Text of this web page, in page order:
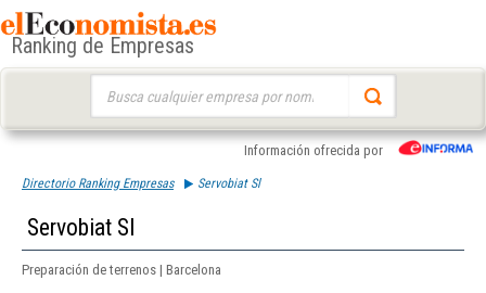
Ranking de Empresas
Información ofrecida por
Directorio Ranking Empresas Servobiat Sl
Servobiat Sl
Preparación de terrenos | Barcelona